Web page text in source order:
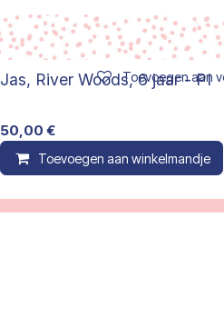
Jas, River Woods, 6 jaar - PI
50,00 €
Toevoegen aan winkelmandje
Toevoegen aan